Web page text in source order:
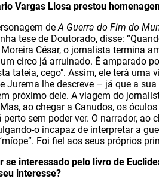
Vargas Llosa prestou
deA Guerra do Fim do
tese de Doutorado, disse:
César, o jornalista termina
circo já arruinado. É amparado
tateia, cego". Assim, ele terá uma
Jurema lhe descreve – já que a
próximo dele. A viagem do
ao chegar a Canudos, os
sem poder ver. O narrador,
o incapaz de interpretar a
Foi fiel aos seus próprios
se interessado pelo livro de
interesse?